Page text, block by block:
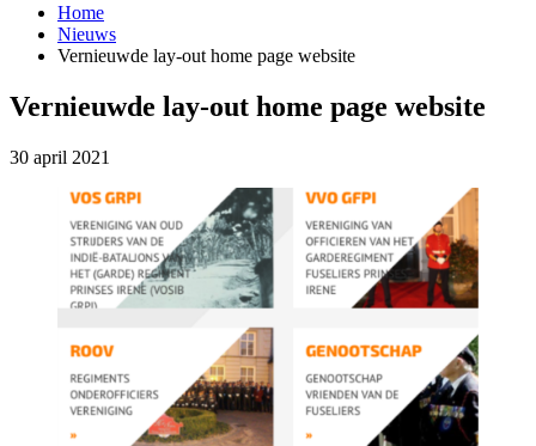
Home
Nieuws
Vernieuwde lay-out home page website
Vernieuwde lay-out home page website
30 april 2021